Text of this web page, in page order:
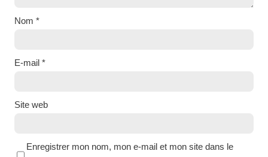
Nom *
E-mail *
Site web
Enregistrer mon nom, mon e-mail et mon site dans le